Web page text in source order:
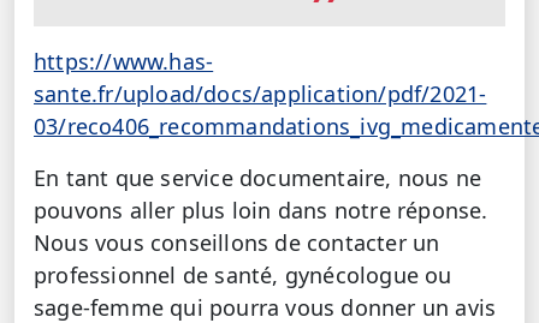
https://www.has-
sante.fr/upload/docs/application/pdf/2021-
03/
En tant que service documentaire, nous ne
pouvons aller plus loin dans notre réponse.
Nous vous conseillons de contacter un
professionnel de santé, gynécologue ou
sage-femme qui pourra vous donner un avis